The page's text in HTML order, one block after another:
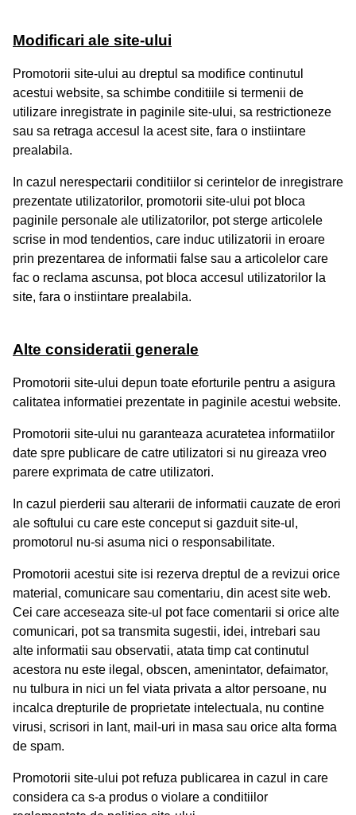
Modificari ale site-ului
Promotorii site-ului au dreptul sa modifice continutul
acestui website, sa schimbe conditiile si termenii de
utilizare inregistrate in paginile site-ului, sa restrictioneze
sau sa retraga accesul la acest site, fara o instiintare
prealabila.
In cazul nerespectarii conditiilor si cerintelor de inregistrare
prezentate utilizatorilor, promotorii site-ului pot bloca
paginile personale ale utilizatorilor, pot sterge articolele
scrise in mod tendentios, care induc utilizatorii in eroare
prin prezentarea de informatii false sau a articolelor care
fac o reclama ascunsa, pot bloca accesul utilizatorilor la
site, fara o instiintare prealabila.
Alte consideratii generale
Promotorii site-ului depun toate eforturile pentru a asigura
calitatea informatiei prezentate in paginile acestui website.
Promotorii site-ului nu garanteaza acuratetea informatiilor
date spre publicare de catre utilizatori si nu gireaza vreo
parere exprimata de catre utilizatori.
In cazul pierderii sau alterarii de informatii cauzate de erori
ale softului cu care este conceput si gazduit site-ul,
promotorul nu-si asuma nici o responsabilitate.
Promotorii acestui site isi rezerva dreptul de a revizui orice
material, comunicare sau comentariu, din acest site web.
Cei care acceseaza site-ul pot face comentarii si orice alte
comunicari, pot sa transmita sugestii, idei, intrebari sau
alte informatii sau observatii, atata timp cat continutul
acestora nu este ilegal, obscen, amenintator, defaimator,
nu tulbura in nici un fel viata privata a altor persoane, nu
incalca drepturile de proprietate intelectuala, nu contine
virusi, scrisori in lant, mail-uri in masa sau orice alta forma
de spam.
Promotorii site-ului pot refuza publicarea in cazul in care
considera ca s-a produs o violare a conditiilor